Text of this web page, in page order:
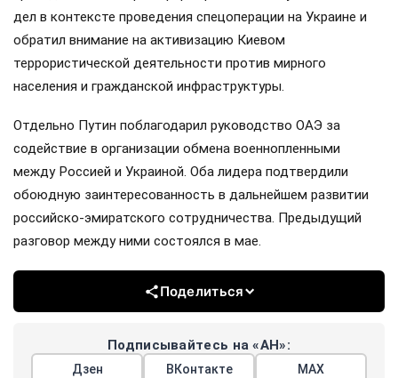
дел в контексте проведения спецоперации на Украине и
обратил внимание на активизацию Киевом
террористической деятельности против мирного
населения и гражданской инфраструктуры.
Отдельно Путин поблагодарил руководство ОАЭ за
содействие в организации обмена военнопленными
между Россией и Украиной. Оба лидера подтвердили
обоюдную заинтересованность в дальнейшем развитии
российско-эмиратского сотрудничества. Предыдущий
разговор между ними состоялся в мае.
Поделиться
Подписывайтесь на «АН»:
Дзен ВКонтакте МАХ